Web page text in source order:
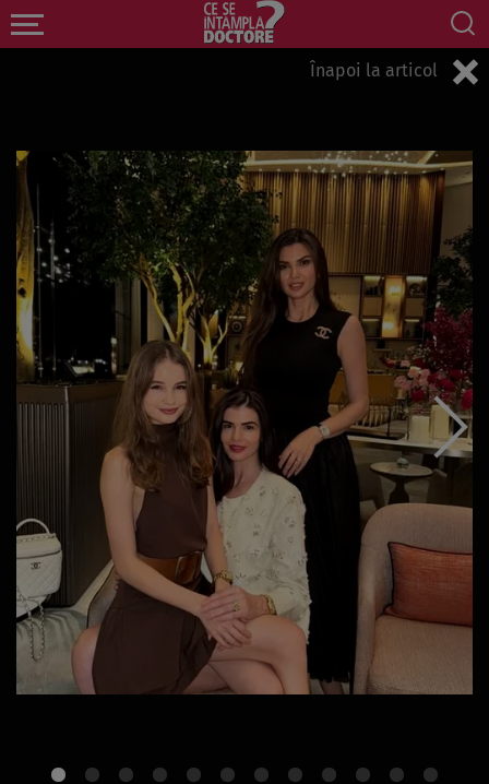
Înapoi la articol